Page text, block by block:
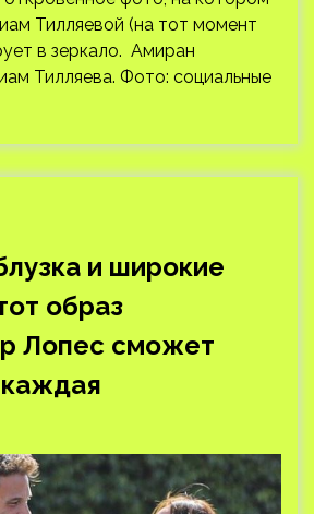
Тилляевой (на тот момент
в зеркало. Амиран
Тилляева. Фото: социальные
и широкие
образ
Лопес сможет